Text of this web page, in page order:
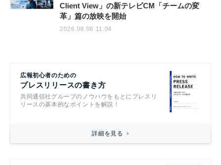
Client View」の新テレビCM「チームの変
革」篇の放映を開始
2026.08.06 11:04
広報初心者のための
プレスリリースの書き方
共同通信社グループのノウハウをもとにプレスリ
リースの基本的なポイントを解説！
詳細を見る